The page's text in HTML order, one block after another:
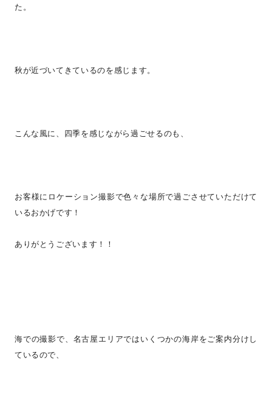
た。
秋が近づいてきているのを感じます。
こんな風に、四季を感じながら過ごせるのも、
お客様にロケーション撮影で色々な場所で過ごさせていただけて
いるおかげです！
ありがとうございます！！
海での撮影で、名古屋エリアではいくつかの海岸をご案内分けし
ているので、